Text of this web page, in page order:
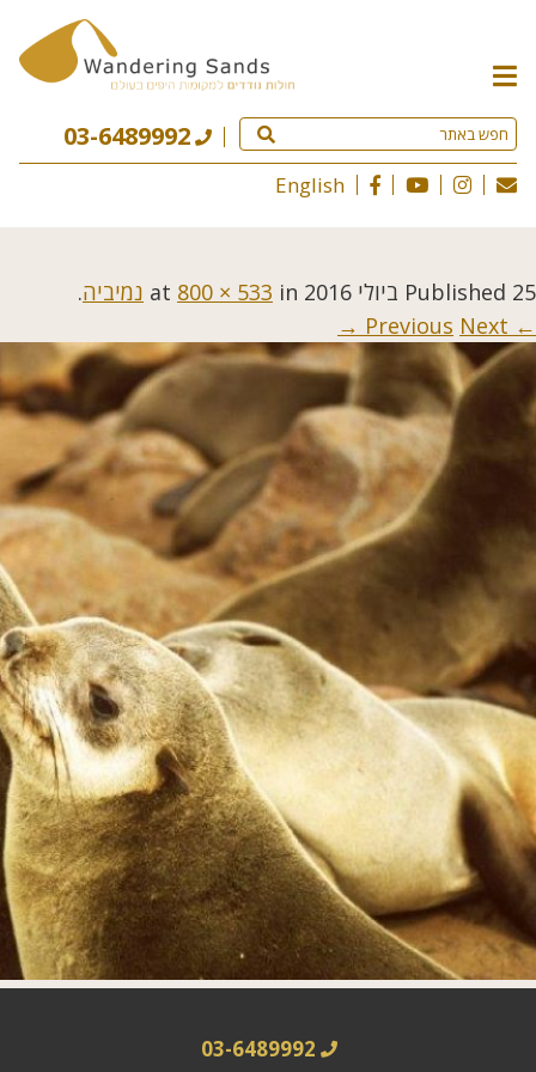
תפריט
האתר
03-6489992
English
Published 25 ביולי 2016 800 × 533 in נמיביה.
← Previous
Next →
03-6489992